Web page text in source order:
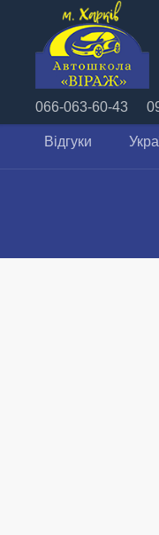
066-063-60-43
Відгуки